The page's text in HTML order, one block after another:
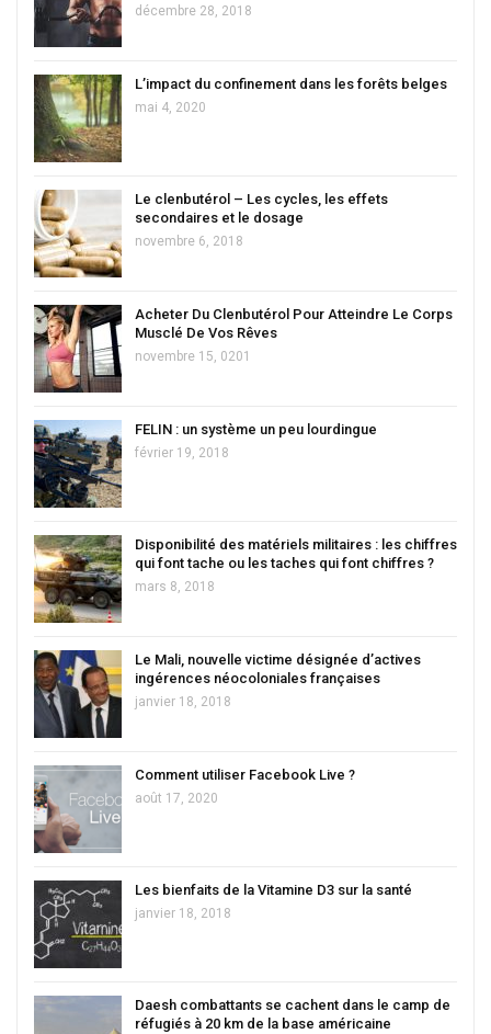
décembre 28, 2018
L’impact du confinement dans les forêts belges
mai 4, 2020
Le clenbutérol – Les cycles, les effets
secondaires et le dosage
novembre 6, 2018
Acheter Du Clenbutérol Pour Atteindre Le Corps
Musclé De Vos Rêves
novembre 15, 0201
FELIN : un système un peu lourdingue
février 19, 2018
Disponibilité des matériels militaires : les chiffres
qui font tache ou les taches qui font chiffres ?
mars 8, 2018
Le Mali, nouvelle victime désignée d’actives
ingérences néocoloniales françaises
janvier 18, 2018
Comment utiliser Facebook Live ?
août 17, 2020
Les bienfaits de la Vitamine D3 sur la santé
janvier 18, 2018
Daesh combattants se cachent dans le camp de
réfugiés à 20 km de la base américaine